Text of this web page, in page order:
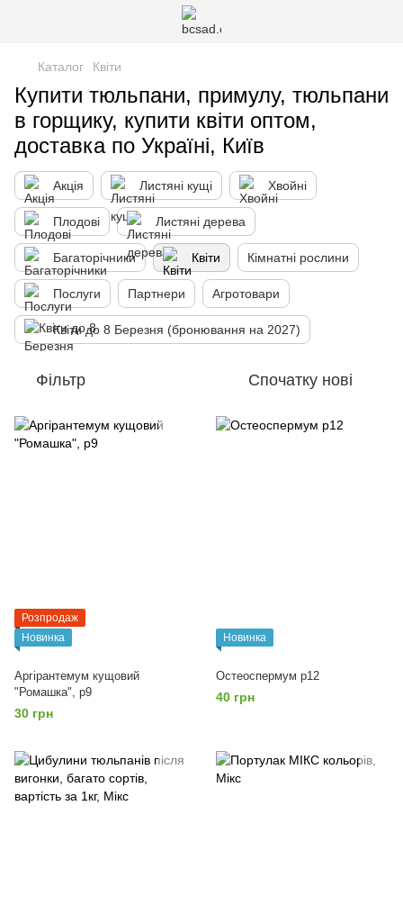
Каталог Квіти
Купити тюльпани, примулу, тюльпани
в горщику, купити квіти оптом,
доставка по Україні, Київ
Акція Листяні кущі Хвойні
Плодові Листяні дерева
Багаторічники Квіти Кімнатні рослини
Послуги Партнери Агротовари
Квіти до 8 Березня (бронювання на 2027)
Фільтр Спочатку нові
Розпродаж
Новинка
Аргірантемум кущовий
"Ромашка", р9
30 грн
Новинка
Остеоспермум р12
40 грн